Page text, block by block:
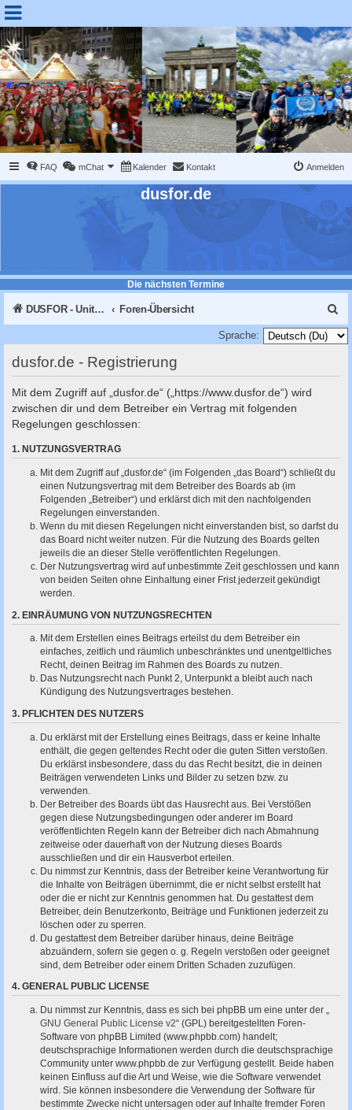
FAQ mChat Kalender Kontakt Anmelden
dusfor.de
Die nächsten Termine
DUSFOR - United Sk8 Nations :: Inline skaten in Düsseldorf Foren-Übersicht
u
h
Sprache:
dusfor.de - Registrierung
Mit dem Zugriff auf „dusfor.de“ („https://www.dusfor.de“) wird
zwischen dir und dem Betreiber ein Vertrag mit folgenden
Regelungen geschlossen:
1. NUTZUNGSVERTRAG
Mit dem Zugriff auf „dusfor.de“ (im Folgenden „das Board“) schließt du
einen Nutzungsvertrag mit dem Betreiber des Boards ab (im
Folgenden „Betreiber“) und erklärst dich mit den nachfolgenden
Regelungen einverstanden.
Wenn du mit diesen Regelungen nicht einverstanden bist, so darfst du
das Board nicht weiter nutzen. Für die Nutzung des Boards gelten
jeweils die an dieser Stelle veröffentlichten Regelungen.
Der Nutzungsvertrag wird auf unbestimmte Zeit geschlossen und kann
von beiden Seiten ohne Einhaltung einer Frist jederzeit gekündigt
werden.
2. EINRÄUMUNG VON NUTZUNGSRECHTEN
Mit dem Erstellen eines Beitrags erteilst du dem Betreiber ein
einfaches, zeitlich und räumlich unbeschränktes und unentgeltliches
Recht, deinen Beitrag im Rahmen des Boards zu nutzen.
Das Nutzungsrecht nach Punkt 2, Unterpunkt a bleibt auch nach
Kündigung des Nutzungsvertrages bestehen.
3. PFLICHTEN DES NUTZERS
Du erklärst mit der Erstellung eines Beitrags, dass er keine Inhalte
enthält, die gegen geltendes Recht oder die guten Sitten verstoßen.
Du erklärst insbesondere, dass du das Recht besitzt, die in deinen
Beiträgen verwendeten Links und Bilder zu setzen bzw. zu
verwenden.
Der Betreiber des Boards übt das Hausrecht aus. Bei Verstößen
gegen diese Nutzungsbedingungen oder anderer im Board
veröffentlichten Regeln kann der Betreiber dich nach Abmahnung
zeitweise oder dauerhaft von der Nutzung dieses Boards
ausschließen und dir ein Hausverbot erteilen.
Du nimmst zur Kenntnis, dass der Betreiber keine Verantwortung für
die Inhalte von Beiträgen übernimmt, die er nicht selbst erstellt hat
oder die er nicht zur Kenntnis genommen hat. Du gestattest dem
Betreiber, dein Benutzerkonto, Beiträge und Funktionen jederzeit zu
löschen oder zu sperren.
Du gestattest dem Betreiber darüber hinaus, deine Beiträge
abzuändern, sofern sie gegen o. g. Regeln verstoßen oder geeignet
sind, dem Betreiber oder einem Dritten Schaden zuzufügen.
4. GENERAL PUBLIC LICENSE
Du nimmst zur Kenntnis, dass es sich bei phpBB um eine unter der „
GNU General Public License v2“ (GPL) bereitgestellten Foren-
Software von phpBB Limited (www.phpbb.com) handelt;
deutschsprachige Informationen werden durch die deutschsprachige
Community unter www.phpbb.de zur Verfügung gestellt. Beide haben
keinen Einfluss auf die Art und Weise, wie die Software verwendet
wird. Sie können insbesondere die Verwendung der Software für
bestimmte Zwecke nicht untersagen oder auf Inhalte fremder Foren